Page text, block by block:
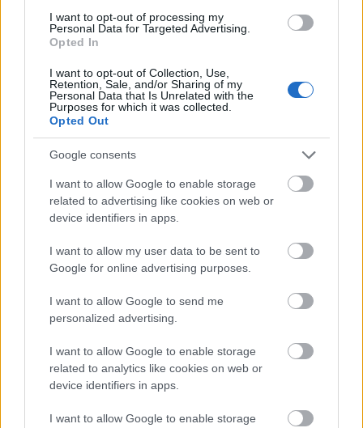
I want to opt-out of processing my
Personal Data for Targeted Advertising.
Opted In
I want to opt-out of Collection, Use,
Retention, Sale, and/or Sharing of my
Personal Data that Is Unrelated with the
Purposes for which it was collected.
Opted Out
Google consents
I want to allow Google to enable storage
related to advertising like cookies on web or
device identifiers in apps.
I want to allow my user data to be sent to
Google for online advertising purposes.
I want to allow Google to send me
personalized advertising.
I want to allow Google to enable storage
related to analytics like cookies on web or
device identifiers in apps.
I want to allow Google to enable storage
Japán Zene BMC Magyarok Komolyzene
CONCERTO MESTERISKOLA ALBRECHT MAYER
ELSTARTOLT A MŰVÉSZETEK VÖLGYE